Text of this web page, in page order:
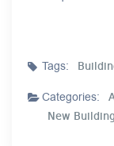
Tags:
Categories:
New